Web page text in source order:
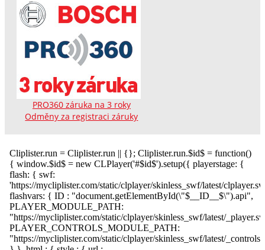
PRO360 záruka na 3 roky
Odměny za registraci záruky